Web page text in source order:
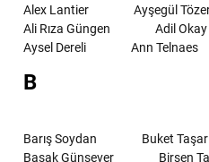
Alex Lantier
Ayşegül
Ali Rıza Güngen
Adil Okay
Aysel Dereli
Ann Telnaes
B
Barış Soydan
Buket Taşar
Başak Günsever
Birsen